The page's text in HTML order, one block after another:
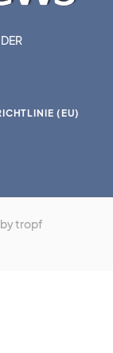
(EU)
by tropf